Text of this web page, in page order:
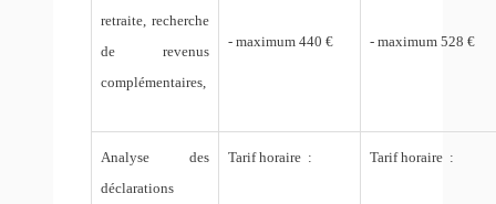
retraite, recherche
de revenus
complémentaires,
- maximum 440 € - maximum 528 €
Analyse des
déclarations
Tarif horaire : Tarif horaire :